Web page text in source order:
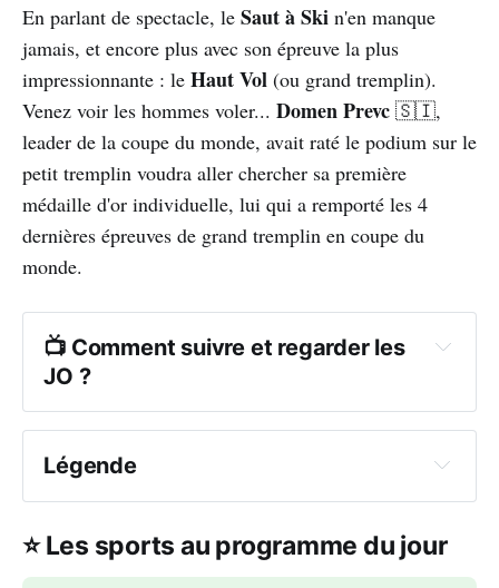
En parlant de spectacle, le Saut à Ski n'en manque
jamais, et encore plus avec son épreuve la plus
impressionnante : le Haut Vol (ou grand tremplin).
Venez voir les hommes voler... Domen Prevc 🇸🇮,
leader de la coupe du monde, avait raté le podium sur le
petit tremplin voudra aller chercher sa première
médaille d'or individuelle, lui qui a remporté les 4
dernières épreuves de grand tremplin en coupe du
monde.
📺 Comment suivre et regarder les
JO ?
Eurosport
Eurosport
1
Eurosport 2
Légende
🆕
⭐ Les sports au programme du jour